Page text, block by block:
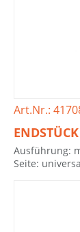
Art.Nr.:
ENDSTÜCK
Ausführung:
Seite: